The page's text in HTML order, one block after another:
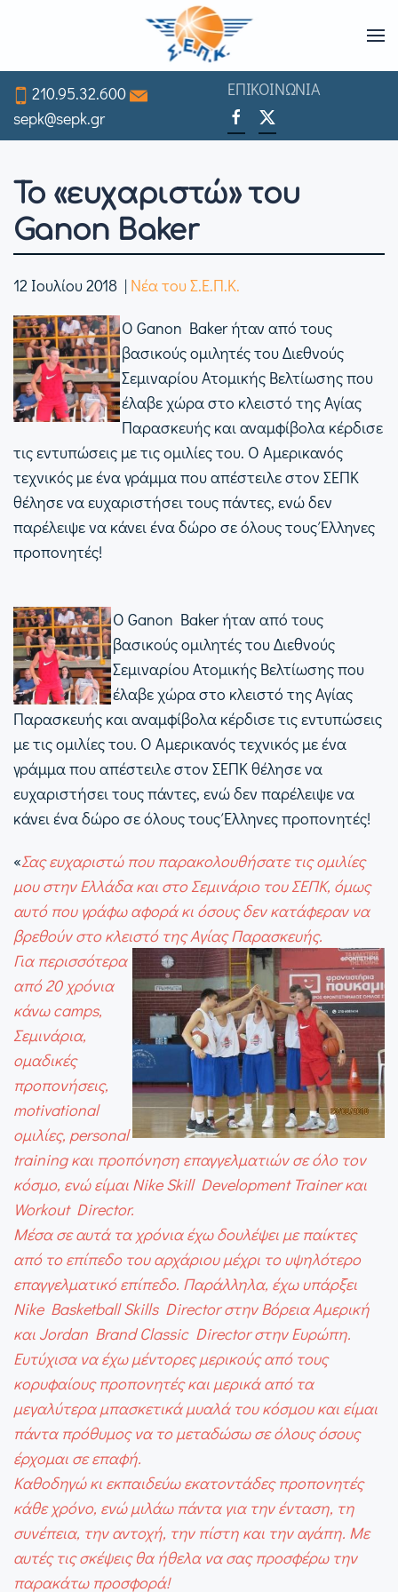
to
main
content
210.95.32.600
sepk@sepk.gr
ΕΠΙΚΟΙΝΩΝΙΑ
Το «ευχαριστώ» του
Ganon Baker
12 Ιουλίου 2018 | Νέα του Σ.Ε.Π.Κ.
Ο Ganon Baker ήταν από τους
βασικούς ομιλητές του Διεθνούς
Σεμιναρίου Ατομικής Βελτίωσης που
έλαβε χώρα στο κλειστό της Αγίας
Παρασκευής και αναμφίβολα κέρδισε
τις εντυπώσεις με τις ομιλίες του. Ο Αμερικανός
τεχνικός με ένα γράμμα που απέστειλε στον ΣΕΠΚ
θέλησε να ευχαριστήσει τους πάντες, ενώ δεν
παρέλειψε να κάνει ένα δώρο σε όλους τους Έλληνες
προπονητές!
Ο Ganon Baker ήταν από τους
βασικούς ομιλητές του Διεθνούς
Σεμιναρίου Ατομικής Βελτίωσης που
έλαβε χώρα στο κλειστό της Αγίας
Παρασκευής και αναμφίβολα κέρδισε τις εντυπώσεις
με τις ομιλίες του. Ο Αμερικανός τεχνικός με ένα
γράμμα που απέστειλε στον ΣΕΠΚ θέλησε να
ευχαριστήσει τους πάντες, ενώ δεν παρέλειψε να
κάνει ένα δώρο σε όλους τους Έλληνες προπονητές!
«Σας ευχαριστώ που παρακολουθήσατε τις ομιλίες
μου στην Ελλάδα και στο Σεμινάριο του ΣΕΠΚ, όμως
αυτό που γράφω αφορά κι όσους δεν κατάφεραν να
βρεθούν στο κλειστό της Αγίας Παρασκευής.
Για περισσότερα
από 20 χρόνια
κάνω camps,
Σεμινάρια,
ομαδικές
προπονήσεις,
motivational
ομιλίες, personal
training και προπόνηση επαγγελματιών σε όλο τον
κόσμο, ενώ είμαι Nike Skill Development Trainer και
Workout Director.
Μέσα σε αυτά τα χρόνια έχω δουλέψει με παίκτες
από το επίπεδο του αρχάριου μέχρι το υψηλότερο
επαγγελματικό επίπεδο. Παράλληλα, έχω υπάρξει
Nike Basketball Skills Director στην Βόρεια Αμερική
και Jordan Brand Classic Director στην Ευρώπη.
Ευτύχισα να έχω μέντορες μερικούς από τους
κορυφαίους προπονητές και μερικά από τα
μεγαλύτερα μπασκετικά μυαλά του κόσμου και είμαι
πάντα πρόθυμος να το μεταδώσω σε όλους όσους
έρχομαι σε επαφή.
Καθοδηγώ κι εκπαιδεύω εκατοντάδες προπονητές
κάθε χρόνο, ενώ μιλάω πάντα για την ένταση, τη
συνέπεια, την αντοχή, την πίστη και την αγάπη. Με
αυτές τις σκέψεις θα ήθελα να σας προσφέρω την
παρακάτω προσφορά!